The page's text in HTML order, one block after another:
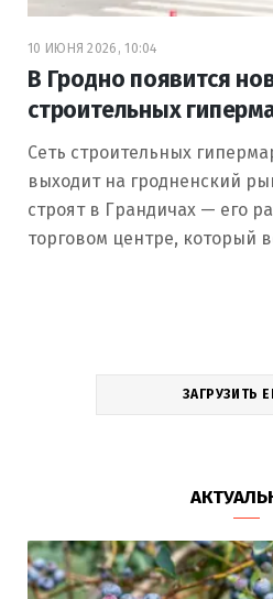
10 ИЮНЯ 2026, 10:04
В Гродно появится
строительных
Сеть строительных
выходит на гродненский
строят в Грандичах — его
торговом центре, который
ЗАГРУЗИТЬ